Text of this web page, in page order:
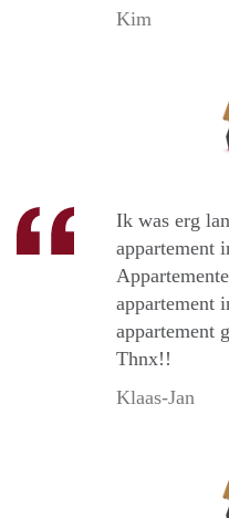
Kim
Ik was erg
appartement
appartement
appartement
Thnx!!
Klaas-Jan